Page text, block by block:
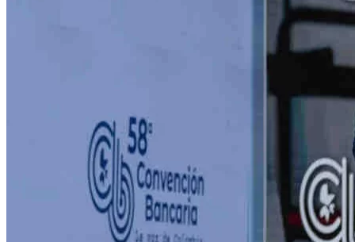
Directorio Asociados
Líneas de trabajo
Nosotros
Quiénes Somos